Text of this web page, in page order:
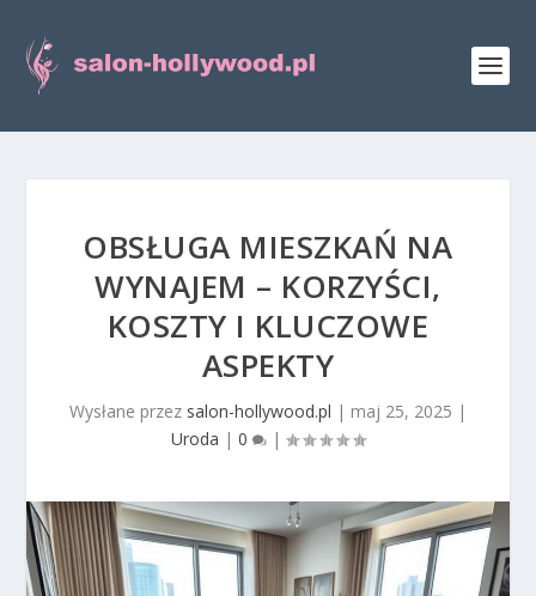
OBSŁUGA MIESZKAŃ NA
WYNAJEM – KORZYŚCI,
KOSZTY I KLUCZOWE
ASPEKTY
Wysłane przez salon-hollywood.pl | maj 25, 2025 |
Uroda | 0 |